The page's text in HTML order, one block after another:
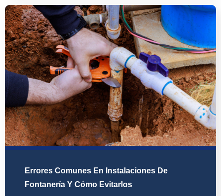
Errores Comunes En Instalaciones De
Fontanería Y Cómo Evitarlos